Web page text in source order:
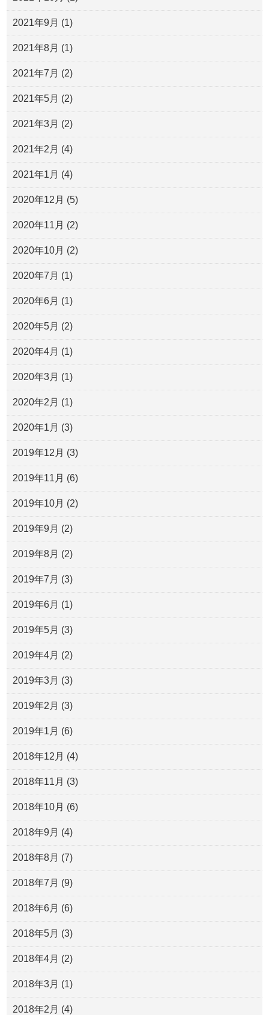
2021年9月 (1)
2021年8月 (1)
2021年7月 (2)
2021年5月 (2)
2021年3月 (2)
2021年2月 (4)
2021年1月 (4)
2020年12月 (5)
2020年11月 (2)
2020年10月 (2)
2020年7月 (1)
2020年6月 (1)
2020年5月 (2)
2020年4月 (1)
2020年3月 (1)
2020年2月 (1)
2020年1月 (3)
2019年12月 (3)
2019年11月 (6)
2019年10月 (2)
2019年9月 (2)
2019年8月 (2)
2019年7月 (3)
2019年6月 (1)
2019年5月 (3)
2019年4月 (2)
2019年3月 (3)
2019年2月 (3)
2019年1月 (6)
2018年12月 (4)
2018年11月 (3)
2018年10月 (6)
2018年9月 (4)
2018年8月 (7)
2018年7月 (9)
2018年6月 (6)
2018年5月 (3)
2018年4月 (2)
2018年3月 (1)
2018年2月 (4)